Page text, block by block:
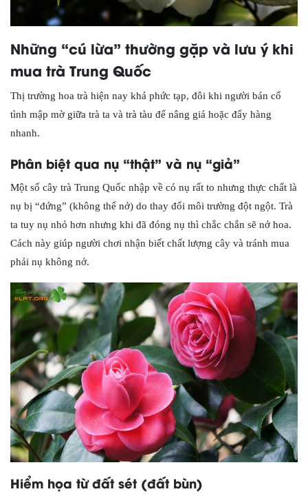
Những “cú lừa” thường gặp và lưu ý khi
mua trà Trung Quốc
Thị trường hoa trà hiện nay khá phức tạp, đôi khi người bán cố
tình mập mờ giữa trà ta và trà tàu để nâng giá hoặc đẩy hàng
nhanh.
Phân biệt qua nụ “thật” và nụ “giả”
Một số cây trà Trung Quốc nhập về có nụ rất to nhưng thực chất là
nụ bị “đứng” (không thể nở) do thay đổi môi trường đột ngột. Trà
ta tuy nụ nhỏ hơn nhưng khi đã đóng nụ thì chắc chắn sẽ nở hoa.
Cách này giúp người chơi nhận biết chất lượng cây và tránh mua
phải nụ không nở.
Hiểm họa từ đất sét (đất bùn)